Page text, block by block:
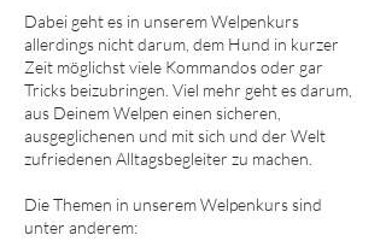
Dabei geht es in unserem Welpenkurs
allerdings nicht darum, dem Hund in kurzer
Zeit möglichst viele Kommandos oder gar
Tricks beizubringen. Viel mehr geht es darum,
aus Deinem Welpen einen sicheren,
ausgeglichenen und mit sich und der Welt
zufriedenen Alltagsbegleiter zu machen.
Die Themen in unserem Welpenkurs sind
unter anderem: